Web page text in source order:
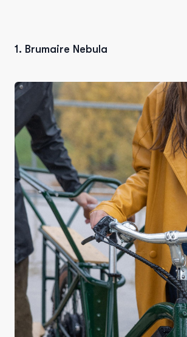
1. Brumaire Nebula